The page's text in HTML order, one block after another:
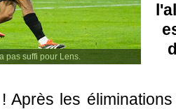
pas suffi pour Lens.
Après les